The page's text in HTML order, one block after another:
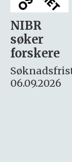
Rektor
Søknadsfrist:
15.09.2026